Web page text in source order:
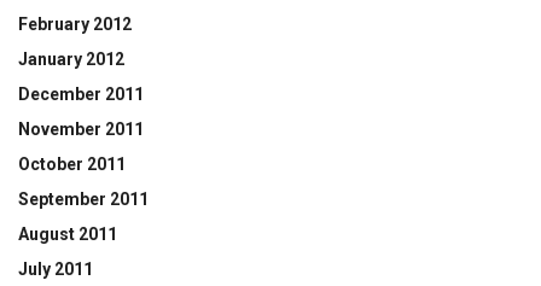
February 2012
January 2012
December 2011
November 2011
October 2011
September 2011
August 2011
July 2011